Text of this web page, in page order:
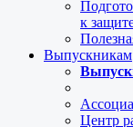
к
Выпускникам
Центр